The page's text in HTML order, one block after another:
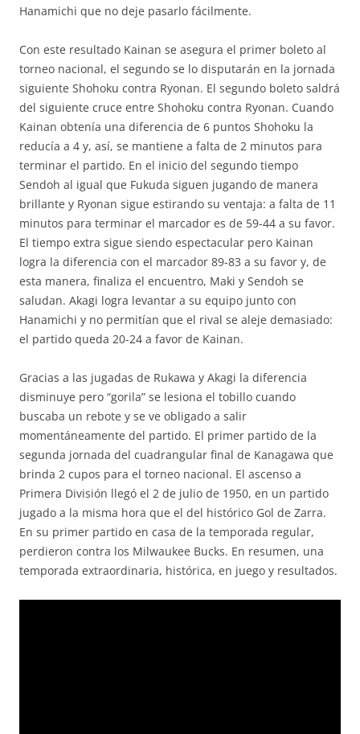
Hanamichi que no deje pasarlo fácilmente.
Con este resultado Kainan se asegura el primer boleto al
torneo nacional, el segundo se lo disputarán en la jornada
siguiente Shohoku contra Ryonan. El segundo boleto saldrá
del siguiente cruce entre Shohoku contra Ryonan. Cuando
Kainan obtenía una diferencia de 6 puntos Shohoku la
reducía a 4 y, así, se mantiene a falta de 2 minutos para
terminar el partido. En el inicio del segundo tiempo
Sendoh al igual que Fukuda siguen jugando de manera
brillante y Ryonan sigue estirando su ventaja: a falta de 11
minutos para terminar el marcador es de 59-44 a su favor.
El tiempo extra sigue siendo espectacular pero Kainan
logra la diferencia con el marcador 89-83 a su favor y, de
esta manera, finaliza el encuentro, Maki y Sendoh se
saludan. Akagi logra levantar a su equipo junto con
Hanamichi y no permitían que el rival se aleje demasiado:
el partido queda 20-24 a favor de Kainan.
Gracias a las jugadas de Rukawa y Akagi la diferencia
disminuye pero “gorila” se lesiona el tobillo cuando
buscaba un rebote y se ve obligado a salir
momentáneamente del partido. El primer partido de la
segunda jornada del cuadrangular final de Kanagawa que
brinda 2 cupos para el torneo nacional. El ascenso a
Primera División llegó el 2 de julio de 1950, en un partido
jugado a la misma hora que el del histórico Gol de Zarra.
En su primer partido en casa de la temporada regular,
perdieron contra los Milwaukee Bucks. En resumen, una
temporada extraordinaria, histórica, en juego y resultados.